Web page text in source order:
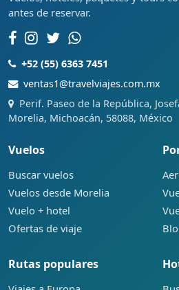
antes de reservar.
+52 (55) 6363 7451
ventas1@travelviajes.com.mx
Perif. Paseo de la República,
Morelia, Michoacán, 58088, México
Vuelos
Buscar vuelos
Vuelos desde Morelia
Vuelo + hotel
Ofertas de viaje
Rutas populares